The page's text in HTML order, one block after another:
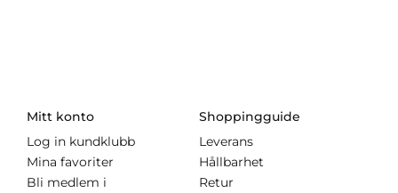
Mitt konto
Log in kundklubb
Mina favoriter
Bli medlem i
Shoppingguide
Leverans
Hållbarhet
Retur